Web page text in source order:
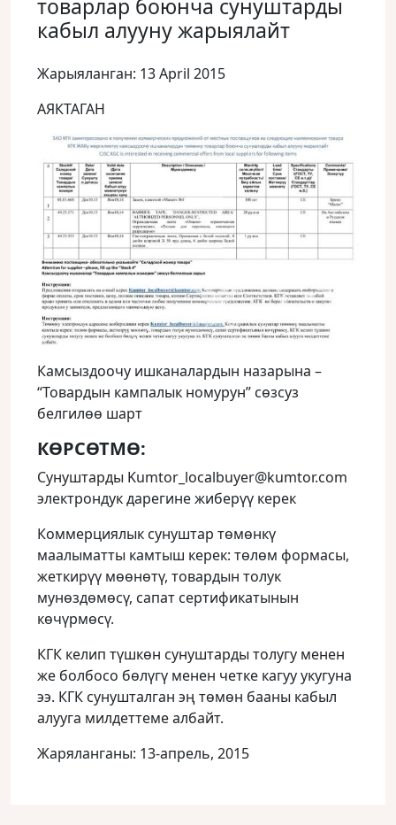
товарлар боюнча сунуштарды
кабыл алууну жарыялайт
Жарыяланган: 13 April 2015
АЯКТАГАН
Камсыздоочу ишканалардын назарына –
“Товардын кампалык номурун” сөзсуз
белгилөө шарт
КӨРСӨТМӨ:
Сунуштарды Kumtor_localbuyer@kumtor.com
электрондук дарегине жиберүү керек
Коммерциялык сунуштар төмөнкү
маалыматты камтыш керек: төлөм формасы,
жеткирүү мөөнөтү, товардын толук
мунөздөмөсү, сапат сертификатынын
көчүрмөсү.
КГК келип түшкөн сунуштарды толугу менен
же болбосо бөлүгү менен четке кагуу укугуна
ээ. КГК сунушталган эң төмөн бааны кабыл
алууга милдеттеме албайт.
Жаряланганы: 13-апрель, 2015